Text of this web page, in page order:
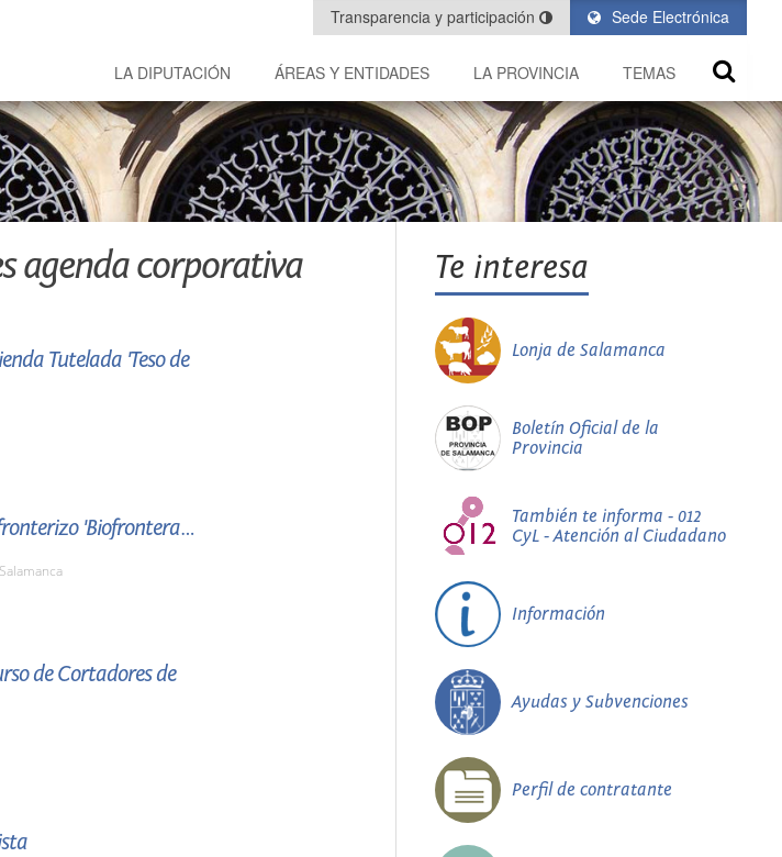
Sede Electrónica
Transparencia y participación
LA DIPUTACIÓN ÁREAS Y ENTIDADES LA PROVINCIA TEMAS
agenda corporativa
Tutelada 'Teso de
Presentación del programa transfronterizo 'Biofrontera 2'
de Cortadores de
Te interesa
Lonja de Salamanca
Boletín Oficial de la
Provincia
También te informa - 012
CyL - Atención al Ciudadano
Información
Ayudas y Subvenciones
Perfil de contratante